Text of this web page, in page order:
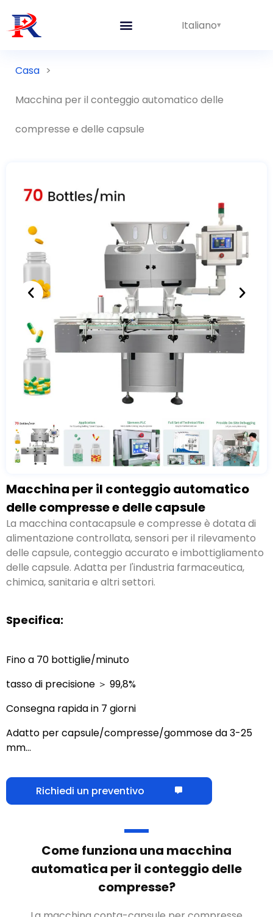
Italiano
Macchina per il conteggio automatico delle
compresse e delle capsule
Macchina per il conteggio automatico
delle compresse e delle capsule
La macchina contacapsule e compresse è dotata di
alimentazione controllata, sensori per il rilevamento
delle capsule, conteggio accurato e imbottigliamento
delle capsule.Adatta per l'industria farmaceutica
Specifica:
Fino a 70 bottiglie/minuto
tasso di precisione ＞ 99,8%
Consegna rapida in 7 giorni
Adatto per capsule/compresse/gommose da 3-25
Richiedi un preventivo
Come funziona una macchina
automatica per il conteggio delle
compresse?